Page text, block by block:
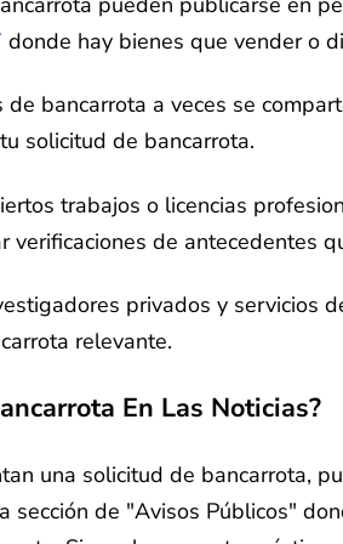
donde hay bienes que vender o
bancarrota a veces se
solicitud de bancarrota.
trabajos o licencias
de antecedentes
privados y servicios
relevante.
En Las Noticias?
una solicitud de bancarrota,
de "Avisos Públicos"